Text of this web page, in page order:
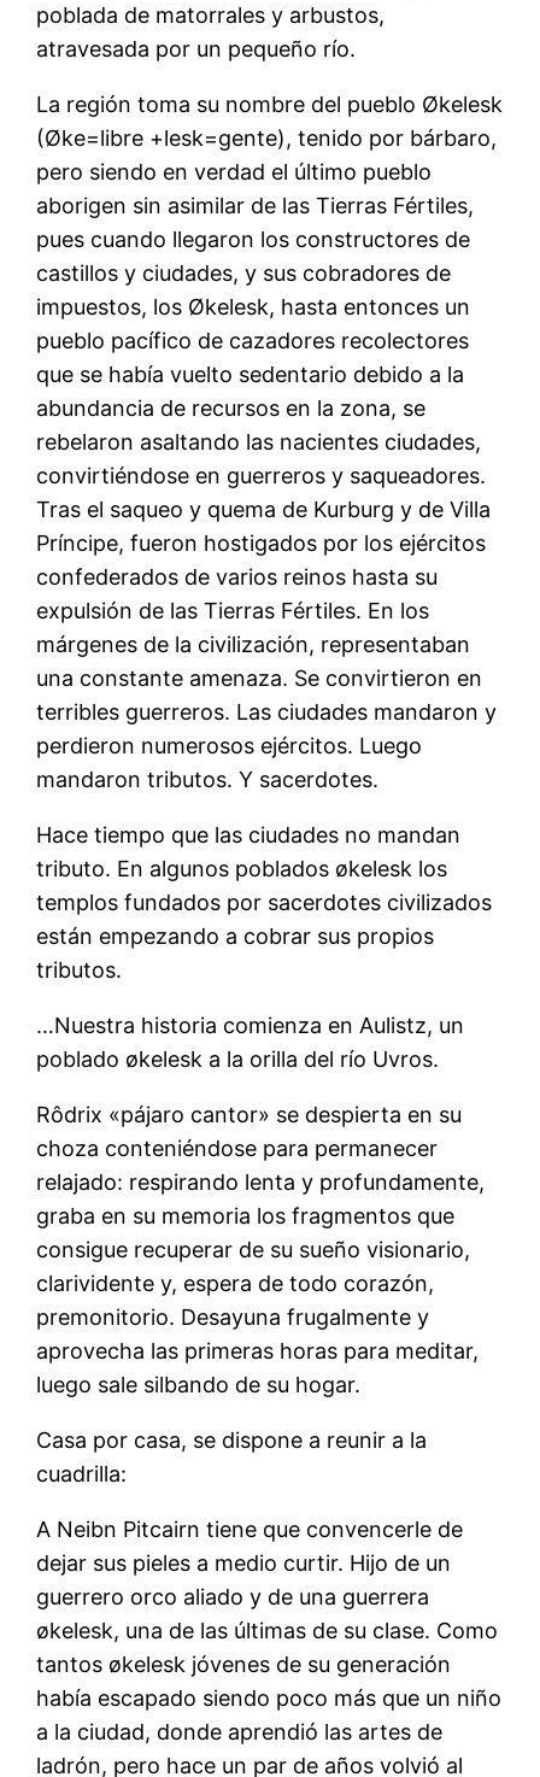
poblada de matorrales y arbustos,
atravesada por un pequeño río.
La región toma su nombre del pueblo Økelesk
(Øke=libre +lesk=gente), tenido por bárbaro,
pero siendo en verdad el último pueblo
aborigen sin asimilar de las Tierras Fértiles,
pues cuando llegaron los constructores de
castillos y ciudades, y sus cobradores de
impuestos, los Økelesk, hasta entonces un
pueblo pacífico de cazadores recolectores
que se había vuelto sedentario debido a la
abundancia de recursos en la zona, se
rebelaron asaltando las nacientes ciudades,
convirtiéndose en guerreros y saqueadores.
Tras el saqueo y quema de Kurburg y de Villa
Príncipe, fueron hostigados por los ejércitos
confederados de varios reinos hasta su
expulsión de las Tierras Fértiles. En los
márgenes de la civilización, representaban
una constante amenaza. Se convirtieron en
terribles guerreros. Las ciudades mandaron y
perdieron numerosos ejércitos. Luego
mandaron tributos. Y sacerdotes.
Hace tiempo que las ciudades no mandan
tributo. En algunos poblados økelesk los
templos fundados por sacerdotes civilizados
están empezando a cobrar sus propios
tributos.
…Nuestra historia comienza en Aulistz, un
poblado økelesk a la orilla del río Uvros.
Rôdrix «pájaro cantor» se despierta en su
choza conteniéndose para permanecer
relajado: respirando lenta y profundamente,
graba en su memoria los fragmentos que
consigue recuperar de su sueño visionario,
clarividente y, espera de todo corazón,
premonitorio. Desayuna frugalmente y
aprovecha las primeras horas para meditar,
luego sale silbando de su hogar.
Casa por casa, se dispone a reunir a la
cuadrilla:
A Neibn Pitcairn tiene que convencerle de
dejar sus pieles a medio curtir. Hijo de un
guerrero orco aliado y de una guerrera
økelesk, una de las últimas de su clase. Como
tantos økelesk jóvenes de su generación
había escapado siendo poco más que un niño
a la ciudad, donde aprendió las artes de
ladrón, pero hace un par de años volvió al